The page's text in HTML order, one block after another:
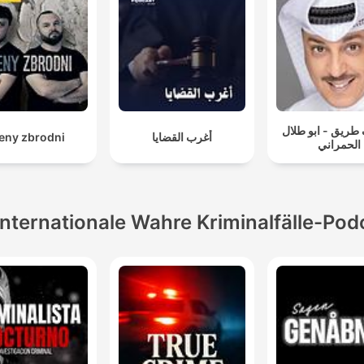
zbrodni أغرب القضايا
- ابو طلال
الحمراني
Wahre Kriminalfälle-